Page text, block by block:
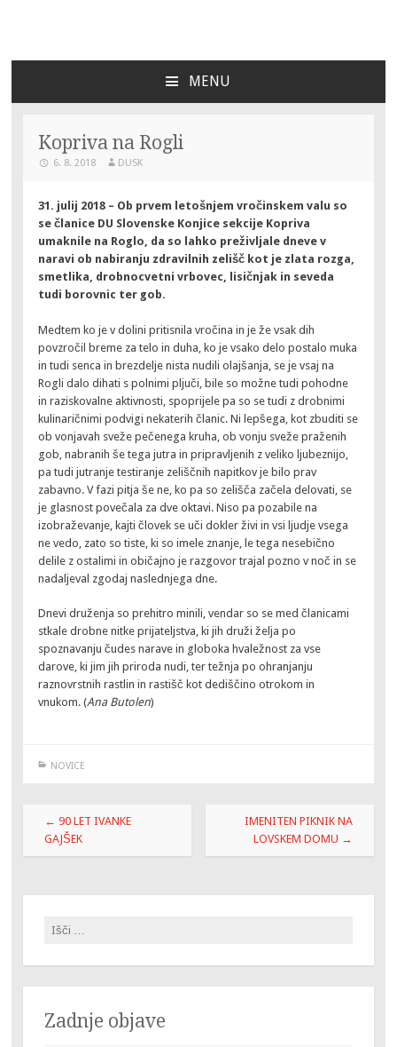
DU Slovenske Konjice
MENU
CONTENT
Kopriva na Rogli
6. 8. 2018 DUSK
31. julij 2018 – Ob prvem letošnjem vročinskem valu so
se članice DU Slovenske Konjice sekcije Kopriva
umaknile na Roglo, da so lahko preživljale dneve v
naravi ob nabiranju zdravilnih zelišč kot je zlata rozga,
smetlika, drobnocvetni vrbovec, lisičnjak in seveda
tudi borovnic ter gob.
Medtem ko je v dolini pritisnila vročina in je že vsak dih
povzročil breme za telo in duha, ko je vsako delo postalo muka
in tudi senca in brezdelje nista nudili olajšanja, se je vsaj na
Rogli dalo dihati s polnimi pljuči, bile so možne tudi pohodne
in raziskovalne aktivnosti, spoprijele pa so se tudi z drobnimi
kulinaričnimi podvigi nekaterih članic. Ni lepšega, kot zbuditi se
ob vonjavah sveže pečenega kruha, ob vonju sveže praženih
gob, nabranih še tega jutra in pripravljenih z veliko ljubeznijo,
pa tudi jutranje testiranje zeliščnih napitkov je bilo prav
zabavno. V fazi pitja še ne, ko pa so zelišča začela delovati, se
je glasnost povečala za dve oktavi. Niso pa pozabile na
izobraževanje, kajti človek se uči dokler živi in vsi ljudje vsega
ne vedo, zato so tiste, ki so imele znanje, le tega nesebično
delile z ostalimi in običajno je razgovor trajal pozno v noč in se
nadaljeval zgodaj naslednjega dne.
Dnevi druženja so prehitro minili, vendar so se med članicami
stkale drobne nitke prijateljstva, ki jih druži želja po
spoznavanju čudes narave in globoka hvaležnost za vse
darove, ki jim jih priroda nudi, ter težnja po ohranjanju
raznovrstnih rastlin in rastišč kot dediščino otrokom in
vnukom. (Ana Butolen)
NOVICE
Post
navigation
← 90 LET IVANKE
GAJŠEK
IMENITEN PIKNIK NA
LOVSKEM DOMU →
Išči:
Zadnje objave